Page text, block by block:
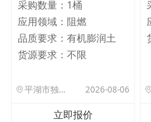
采购数量： 1桶
应用领域： 阻燃
品质要求： 有机膨润土
货源要求： 不限
平湖市独山港镇集港路 589 号 2026-08-06
立即报价